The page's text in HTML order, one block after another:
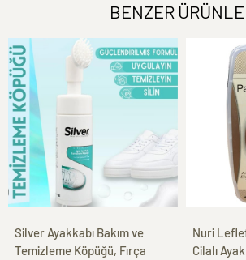
BENZER
Silver Ayakkabı Bakım ve
Temizleme Köpüğü, Fırça
Nuri
Cilalı